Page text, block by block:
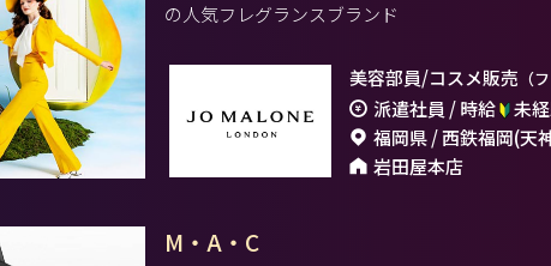
の人気フレグランスブランド
美容部員/コスメ販売 （
派遣社員 / 時給 未
福岡県 / 西鉄福岡(天
岩田屋本店
M・A・C